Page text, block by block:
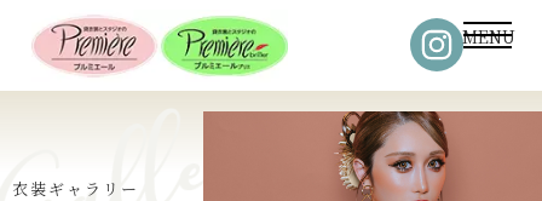
MENU
衣装ギャラリー